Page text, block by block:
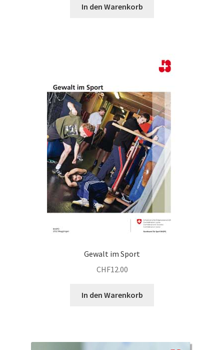
In den Warenkorb
Gewalt im Sport
CHF12.00
In den Warenkorb